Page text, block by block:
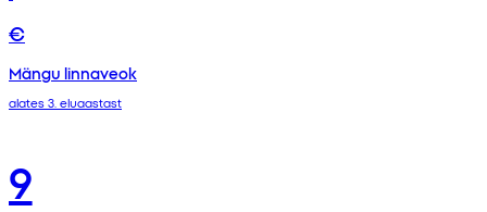
€
Mängu linnaveok
alates 3. eluaastast
9